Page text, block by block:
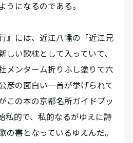
うになるのである。
』には、近江八幡の「近江兄
しい歌枕として入っていて、
メンターム折りふし塗りて六
彦の面白い一首が挙げられて
この本の京都名所ガイドブッ
私的で、私的なるがゆえに詩
の書となっているゆえんだ。